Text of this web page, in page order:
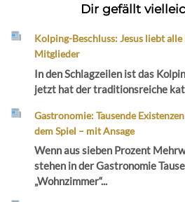
Dir gefällt
Kolping-Beschluss: Jesus liebt
Mitglieder
In den Schlagzeilen ist das
jetzt hat der traditionsreiche
Gastronomie: Tausende
dem Spiel – mit Ansage
Wenn aus sieben Prozent
stehen in der Gastronomie
„Wohnzimmer“...